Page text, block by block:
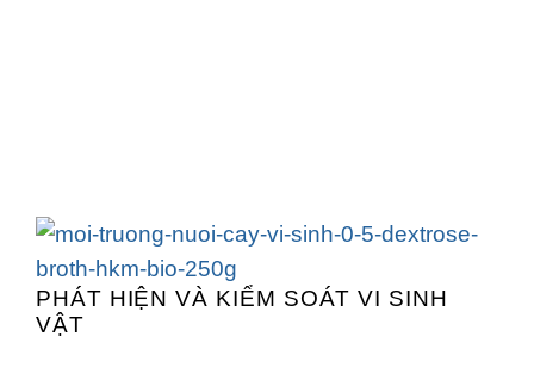
PHÁT HIỆN VÀ KIỂM SOÁT VI SINH
VẬT